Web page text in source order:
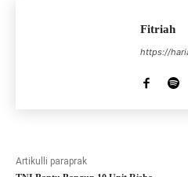
Fitriah
https://
Artikulli paraprak